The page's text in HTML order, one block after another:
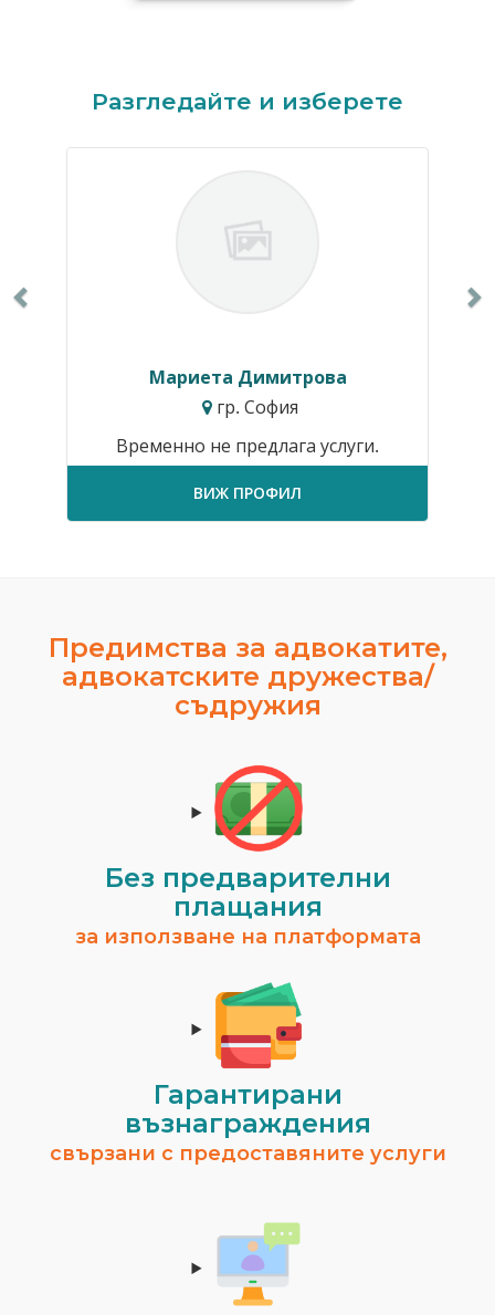
Разгледайте и изберете
Мариета Димитрова
гр. София
Временно не предлага услуги.
ВИЖ ПРОФИЛ
Предимства за адвокатите,
адвокатските дружества/
съдружия
Без предварителни
плащания
за използване на платформата
Гарантирани
възнаграждения
свързани с предоставяните услуги